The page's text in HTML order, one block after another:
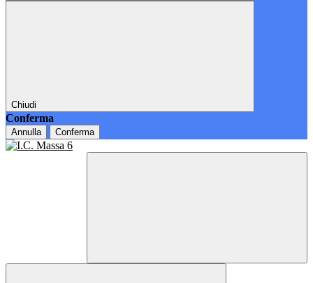
Chiudi
Conferma
Annulla Conferma